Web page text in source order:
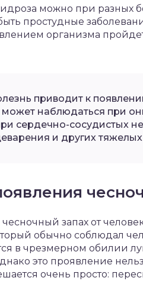
можно при разных
простудные
организма
приводит к
может наблюдаться при
сердечно-сосудистых
и других тяжелых
запах от
обычно соблюдал
в чрезмерном обилии
это проявление
очень просто: